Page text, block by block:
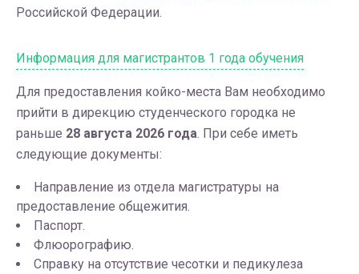
Российской Федерации.
Информация для магистрантов 1 года обучения
Для предоставления койко-места Вам необходимо
прийти в дирекцию студенческого городка не
раньше 28 августа 2026 года. При себе иметь
следующие документы:
Направление из отдела магистратуры на
предоставление общежития.
Паспорт.
Флюорографию.
Справку на отсутствие чесотки и педикулеза